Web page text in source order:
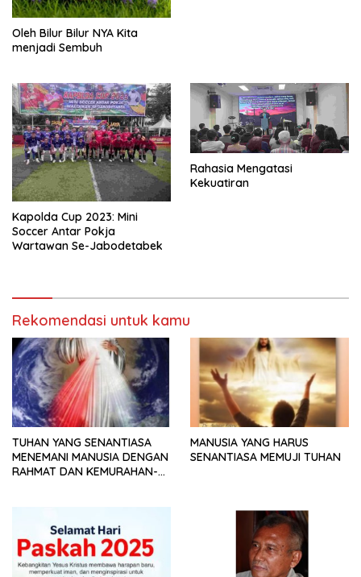
Oleh Bilur Bilur NYA Kita
menjadi Sembuh
Kapolda Cup 2023: Mini
Soccer Antar Pokja
Wartawan Se-Jabodetabek
Rahasia Mengatasi
Kekuatiran
Rekomendasi untuk kamu
TUHAN YANG SENANTIASA
MENEMANI MANUSIA DENGAN
RAHMAT DAN KEMURAHAN-
MANUSIA YANG HARUS
SENANTIASA MEMUJI TUHAN